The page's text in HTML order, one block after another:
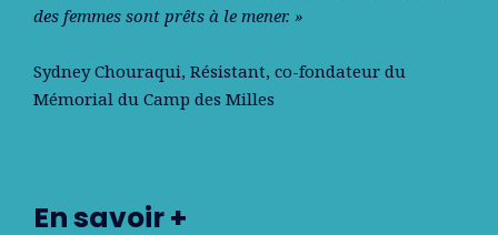
des femmes sont prêts à le mener. »
Sydney Chouraqui, Résistant, co-fondateur du
Mémorial du Camp des Milles
En savoir +